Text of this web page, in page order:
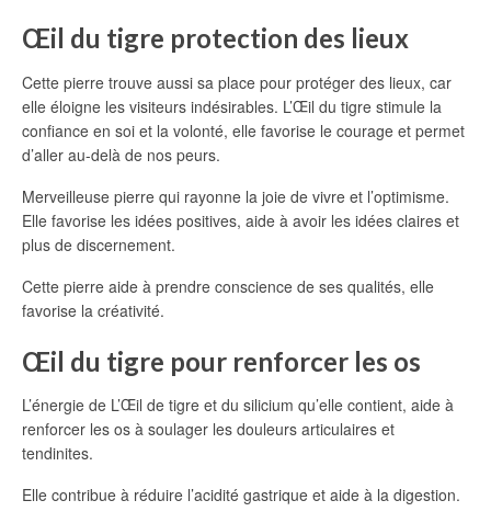
Œil du tigre protection des lieux
Cette pierre trouve aussi sa place pour protéger des lieux, car
elle éloigne les visiteurs indésirables. L’Œil du tigre stimule la
confiance en soi et la volonté, elle favorise le courage et permet
d’aller au-delà de nos peurs.
Merveilleuse pierre qui rayonne la joie de vivre et l’optimisme.
Elle favorise les idées positives, aide à avoir les idées claires et
plus de discernement.
Cette pierre aide à prendre conscience de ses qualités, elle
favorise la créativité.
Œil du tigre pour renforcer les os
L’énergie de L’Œil de tigre et du silicium qu’elle contient, aide à
renforcer les os à soulager les douleurs articulaires et
tendinites.
Elle contribue à réduire l’acidité gastrique et aide à la digestion.